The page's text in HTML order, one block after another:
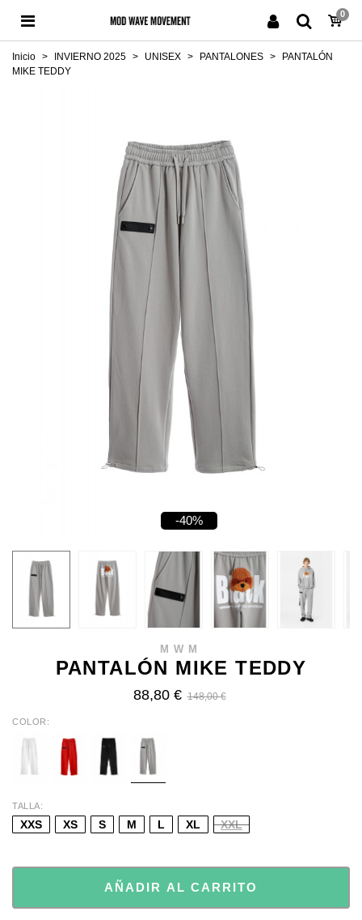
0
Inicio > INVIERNO 2025 > UNISEX > PANTALONES >
PANTALÓN
MIKE TEDDY
-40%
MWM
PANTALÓN MIKE TEDDY
88,80 € 148,00 €
COLOR
WHITE RED BLACK GREY
TALLA
XXS XS S M L XL XXL
AÑADIR AL CARRITO